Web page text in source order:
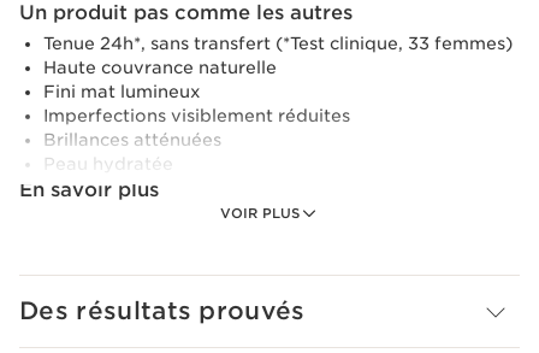
VOIR PLUS
Un produit pas comme les autres
Tenue 24h*, sans transfert (*Test clinique, 33 femmes)
Haute couvrance naturelle
Fini mat lumineux
Imperfections visiblement réduites
Brillances atténuées
Peau hydratée
En savoir plus
Ce fond de teint haute couvrance offre 24H* de tenue et
Skin Illusion Full Coverage est un fond de teint haute
Des résultats prouvés